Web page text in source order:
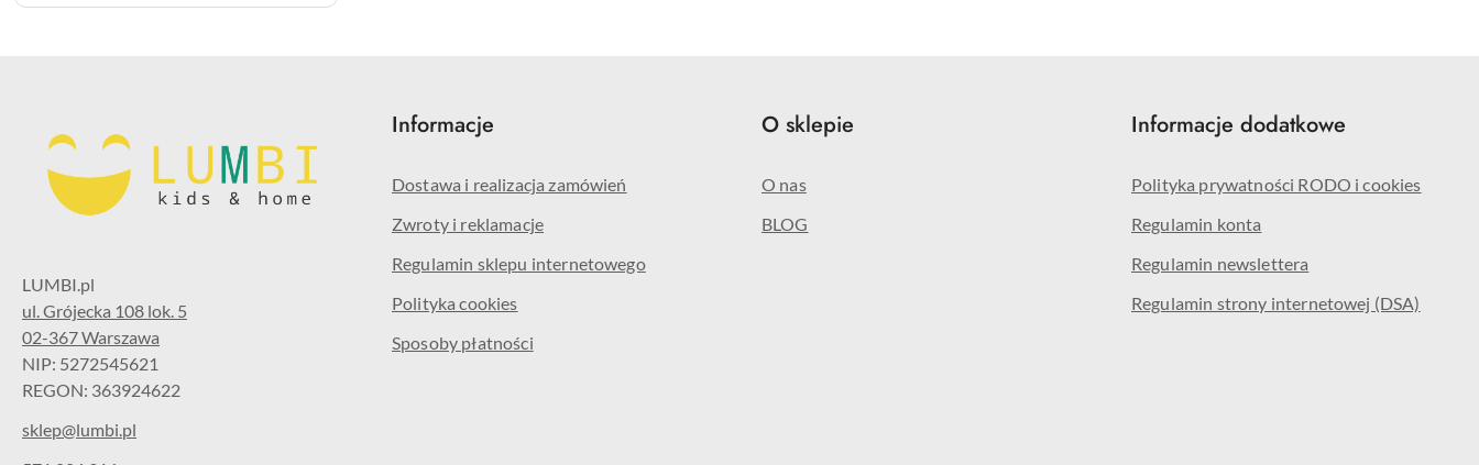
ul. Grójecka 108 lok. 5
02-367 Warszawa
NIP: 5272545621
REGON: 363924622
sklep@lumbi.pl
Informacje
Dostawa i realizacja zamówień
Zwroty i reklamacje
Regulamin sklepu internetowego
Polityka cookies
Sposoby płatności
O sklepie
O nas
BLOG
Informacje dodatkowe
Polityka prywatności RODO i cookies
Regulamin konta
Regulamin newslettera
Regulamin strony internetowej (DSA)